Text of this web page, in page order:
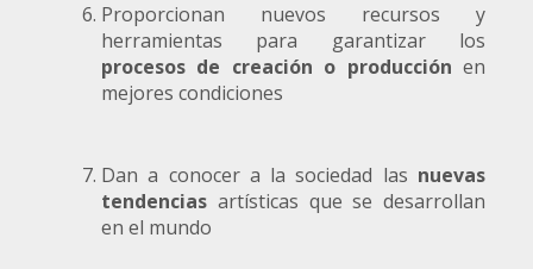
Proporcionan nuevos recursos y
herramientas para garantizar los
procesos de creación o producciónen
mejores condiciones
Dan a conocer a la sociedad las nuevas
tendencias artísticas que se desarrollan
en el mundo